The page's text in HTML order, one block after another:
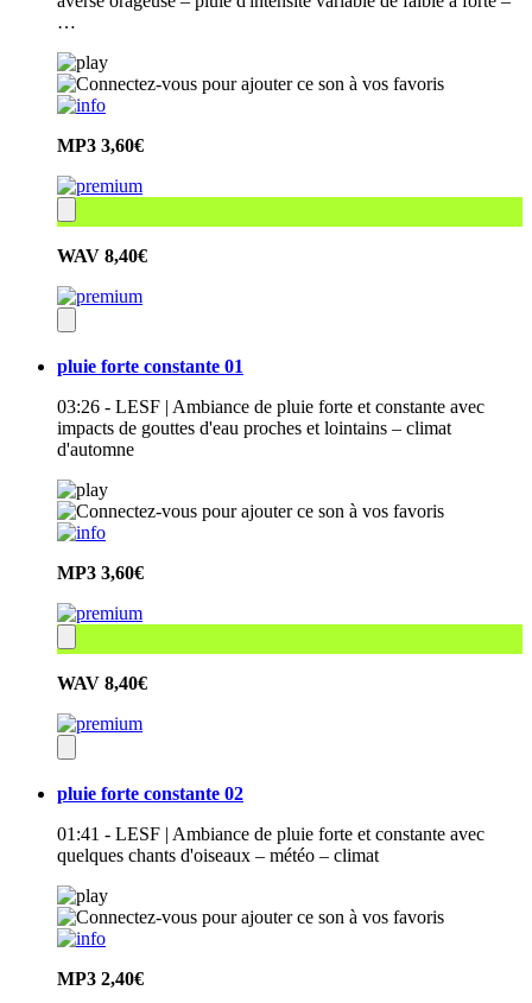
…
MP3 3,60€
WAV 8,40€
pluie forte constante 01
03:26 - LESF | Ambiance de pluie forte et constante avec
impacts de gouttes d'eau proches et lointains – climat
d'automne
MP3 3,60€
WAV 8,40€
pluie forte constante 02
01:41 - LESF | Ambiance de pluie forte et constante avec
quelques chants d'oiseaux – météo – climat
MP3 2,40€